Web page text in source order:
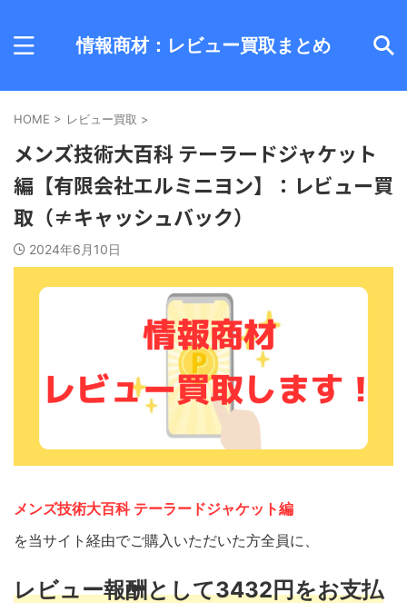
情報商材：レビュー買取まとめ
HOME > レビュー買取 >
メンズ技術大百科 テーラードジャケット
編【有限会社エルミニヨン】：レビュー買
取（≠キャッシュバック）
2024年6月10日
メンズ技術大百科 テーラードジャケット編
を当サイト経由でご購入いただいた方全員に、
レビュー報酬として3432円をお支払